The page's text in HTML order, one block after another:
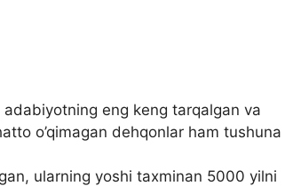
adabiyotning eng keng tarqalgan va
o’qimagan dehqonlar ham tushuna
ularning yoshi taxminan 5000 yilni